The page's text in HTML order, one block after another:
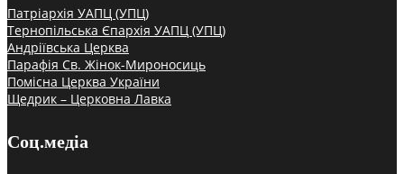
Патріархія УАПЦ (УПЦ)
Тернопільська Єпархія УАПЦ (УПЦ)
Андріївська Церква
Парафія Св. Жінок-Мироносиць
Помісна Церква України
Щедрик – Церковна Лавка
Соц.медіа